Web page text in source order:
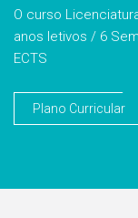
O curso
anos letivos / 6
ECTS
Plano Curricular